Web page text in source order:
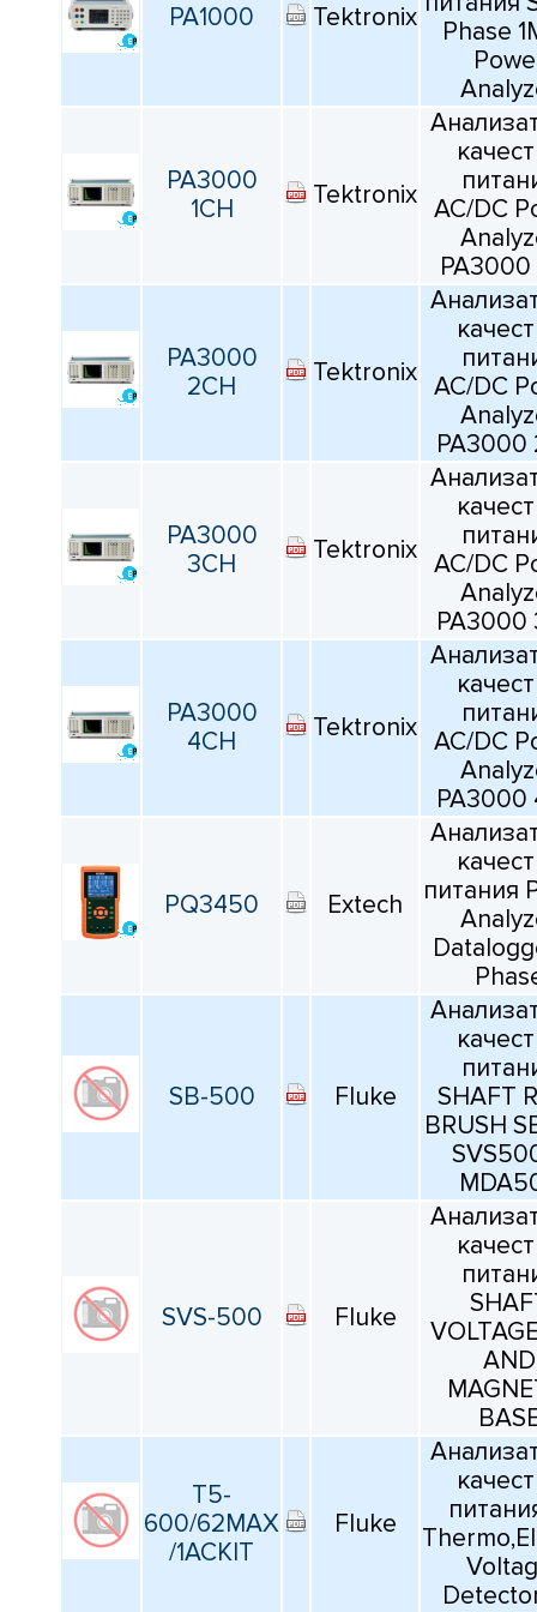
ПРОИЗВОДИТЕЛЕЙ
Тип
Все
Номинальный ток
Все
Все
Точность
Тип интерфейса
Все
Тип дисплея
Все
Количество каналов
Все
PA1000 Tektronix
Phase
PA3000
1CH
Tektronix AC/DC
PA3000
PA3000
2CH
Tektronix AC/DC
PA3000
PA3000
3CH
Tektronix AC/DC
PA3000
PA3000
4CH
Tektronix AC/DC
PA3000
PQ3450 Extech
питания
SB-500 Fluke
SHAFT
BRUSH
SVS-500 Fluke
AND
T5-
600/62MAX
/1ACKIT
Fluke